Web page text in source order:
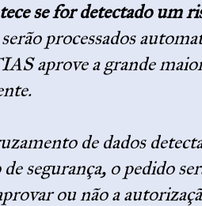
se for detectado um
processados
aprove a grande
de dados
de segurança, o pedido
ou não a